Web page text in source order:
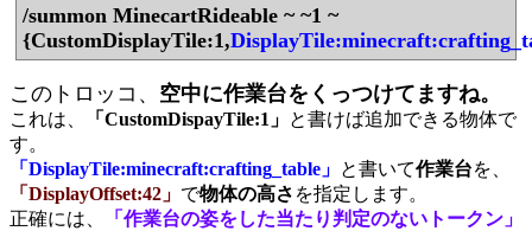
/summon MinecartRideable ~ ~1 ~
{CustomDisplayTile:1,
このトロッコ、 空中に作業台をくっつけてますね。
これは、 「CustomDispayTile:1」 と書けば追加できる物体で
す。
「DisplayTile:minecraft:crafting_table」 と書いて作業台を、
「DisplayOffset:42」 で物体の高さ を指定します。
正確には、
「作業台の姿をした当たり判定のないトークン」